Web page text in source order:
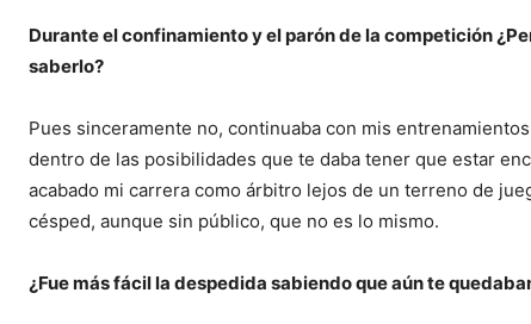
Durante el confinamiento y el parón de la competición
saberlo?
Pues sinceramente no, continuaba con mis
dentro de las posibilidades que te daba tener que estar
acabado mi carrera como árbitro lejos de un terreno de
césped, aunque sin público, que no es lo mismo.
¿Fue más fácil la despedida sabiendo que aún te